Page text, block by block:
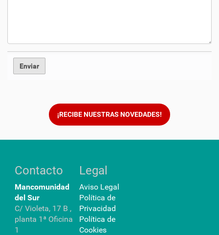
¡RECIBE NUESTRAS NOVEDADES!
Contacto
Mancomunidad
del Sur
C/ Violeta, 17 B ,
planta 1ª Oficina
1
Legal
Aviso Legal
Política de
Privacidad
Política de
Cookies